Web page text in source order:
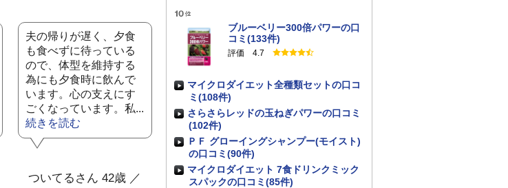
夫の帰りが遅く、夕食
も食べずに待っている
ので、体型を維持する
為にも夕食時に飲んで
います。心の支えにす
ごくなっています。私...
続きを読む
ついてるさん 42歳 ／
ブルーベリー300倍パワーの口
コミ(133件)
評価 4.7
マイクロダイエット全種類セットの口コ
ミ(108件)
さらさらレッドの玉ねぎパワーの口コミ
(102件)
ＰＦ グローイングシャンプー(モイスト)
の口コミ(90件)
マイクロダイエット 7食ドリンクミック
スパックの口コミ(85件)